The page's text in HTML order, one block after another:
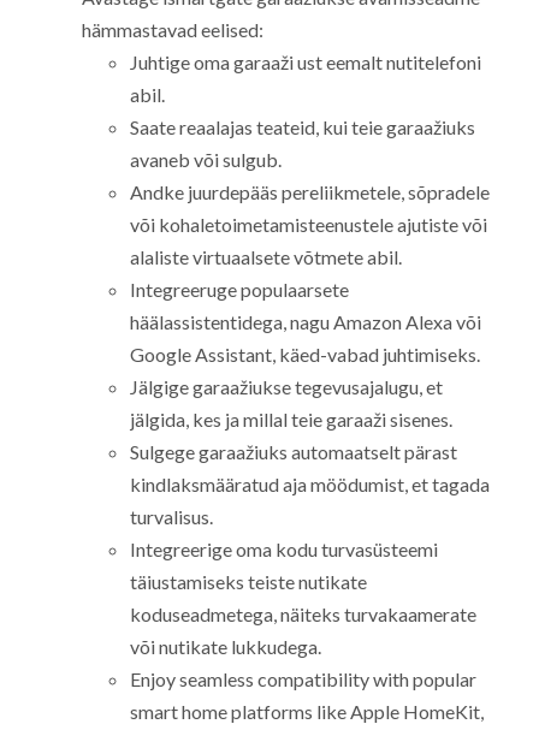
hämmastavad eelised:
Juhtige oma garaaži ust eemalt nutitelefoni
abil.
Saate reaalajas teateid, kui teie garaažiuks
avaneb või sulgub.
Andke juurdepääs pereliikmetele, sõpradele
või kohaletoimetamisteenustele ajutiste või
alaliste virtuaalsete võtmete abil.
Integreeruge populaarsete
häälassistentidega, nagu Amazon Alexa või
Google Assistant, käed-vabad juhtimiseks.
Jälgige garaažiukse tegevusajalugu, et
jälgida, kes ja millal teie garaaži sisenes.
Sulgege garaažiuks automaatselt pärast
kindlaksmääratud aja möödumist, et tagada
turvalisus.
Integreerige oma kodu turvasüsteemi
täiustamiseks teiste nutikate
koduseadmetega, näiteks turvakaamerate
või nutikate lukkudega.
Enjoy seamless compatibility with popular
smart home platforms like Apple HomeKit,